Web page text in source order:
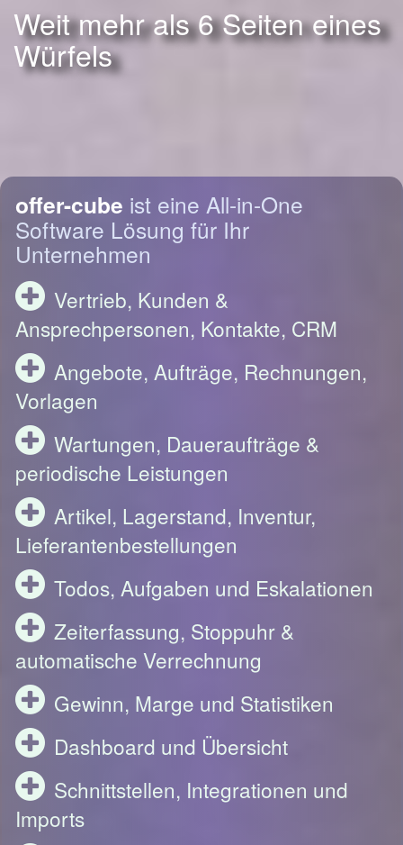
Weit mehr als 6 Seiten eines
Würfels
offer-cube ist eine All-in-One
Software Lösung für Ihr
Unternehmen
Vertrieb, Kunden &
Ansprechpersonen, Kontakte, CRM
Angebote, Aufträge, Rechnungen,
Vorlagen
Wartungen, Daueraufträge &
periodische Leistungen
Artikel, Lagerstand, Inventur,
Lieferantenbestellungen
Todos, Aufgaben und Eskalationen
Zeiterfassung, Stoppuhr &
automatische Verrechnung
Gewinn, Marge und Statistiken
Dashboard und Übersicht
Schnittstellen, Integrationen und
Imports